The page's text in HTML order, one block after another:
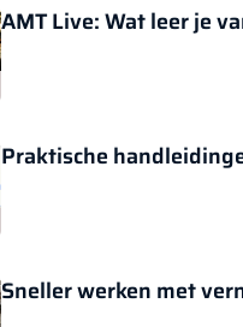
AMT Live: Wat leer je
Praktische
Sneller werken met